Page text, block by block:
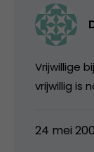
Vrijwillige
vrijwillig is
24 mei